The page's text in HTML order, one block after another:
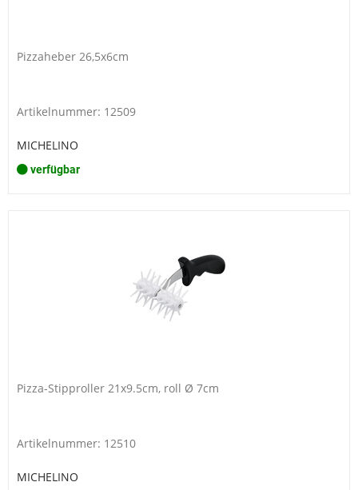
Pizzaheber 26,5x6cm
Artikelnummer: 12509
MICHELINO
verfügbar
Pizza-Stipproller 21x9.5cm, roll Ø 7cm
Artikelnummer: 12510
MICHELINO